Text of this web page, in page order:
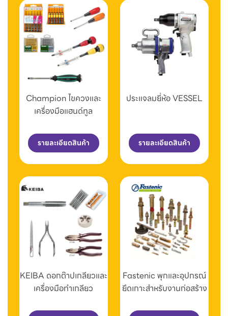
Champion ไขควงและ
เครื่องมือแฮนด์ทูล
รายละเอียดสินค้า
ประแจลมยี่ห้อ VESSEL
รายละเอียดสินค้า
KEIBA ดอกต๊าปเกลียวและ
เครื่องมือทำเกลียว
Fastenic พุกและอุปกรณ์
ยึดเกาะสำหรับงานก่อสร้าง